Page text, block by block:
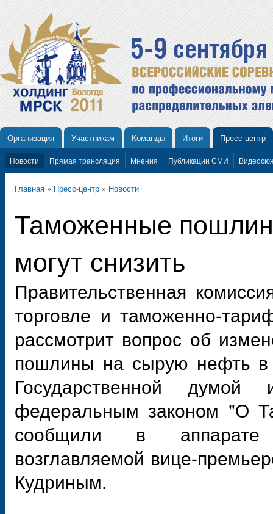
Организация Участникам Команды Итоги Пресс-центр
Новости Прямая трансляция Мнения Публикации СМИ
Главная » Пресс-центр » Новости
Таможенные
могут снизить
Правительственная
торговле и таможенно-
рассмотрит вопрос об
пошлины на сырую нефть в
Государственной
федеральным законом "О
сообщили в аппарате
возглавляемой вице-
Кудриным.